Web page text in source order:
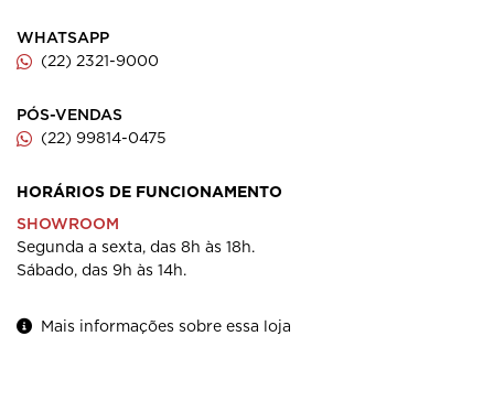
WHATSAPP
(22) 2321-9000
PÓS-VENDAS
(22) 99814-0475
HORÁRIOS DE FUNCIONAMENTO
SHOWROOM
Segunda a sexta, das 8h às 18h.
Sábado, das 9h às 14h.
Mais informações sobre essa loja